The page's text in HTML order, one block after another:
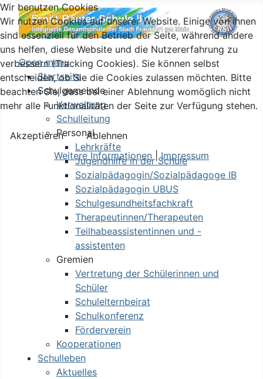
Open menu
Startseite
Schulgemeinde
Verwaltung
Schulleitung
Personal
Lehrkräfte
Jugendhilfe in der Schule
Sozialpädagogin/Sozialpädagoge IB
Sozialpädagogin UBUS
Schulgesundheitsfachkraft
Therapeutinnen/Therapeuten
Teilhabeassistentinnen und -
assistenten
Gremien
Vertretung der Schülerinnen und
Schüler
Schulelternbeirat
Schulkonferenz
Förderverein
Kooperationen
Schulleben
Aktuelles
Wir benutzen Cookies
Wir nutzen Cookies auf unserer Website. Einige von ihnen
sind essenziell für den Betrieb der Seite, während andere
uns helfen, diese Website und die Nutzererfahrung zu
verbessern (Tracking Cookies). Sie können selbst
entscheiden, ob Sie die Cookies zulassen möchten. Bitte
beachten Sie, dass bei einer Ablehnung womöglich nicht
mehr alle Funktionalitäten der Seite zur Verfügung stehen.
Akzeptieren
Ablehnen
Weitere Informationen |Impressum